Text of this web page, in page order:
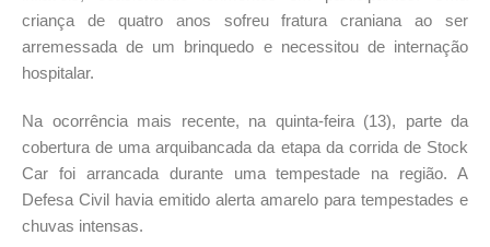
criança de quatro anos sofreu fratura craniana ao ser
arremessada de um brinquedo e necessitou de internação
hospitalar.
Na ocorrência mais recente, na quinta-feira (13), parte da
cobertura de uma arquibancada da etapa da corrida de Stock
Car foi arrancada durante uma tempestade na região. A
Defesa Civil havia emitido alerta amarelo para tempestades e
chuvas intensas.